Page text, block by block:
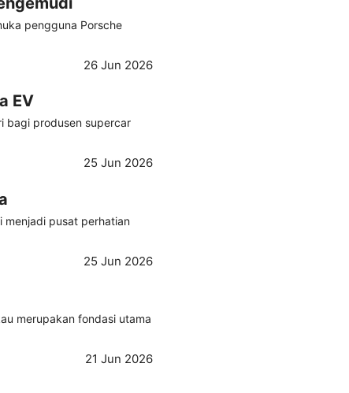
pengguna Porsche
26 Jun 2026
EV
bagi produsen supercar
25 Jun 2026
menjadi pusat perhatian
25 Jun 2026
merupakan fondasi utama
21 Jun 2026